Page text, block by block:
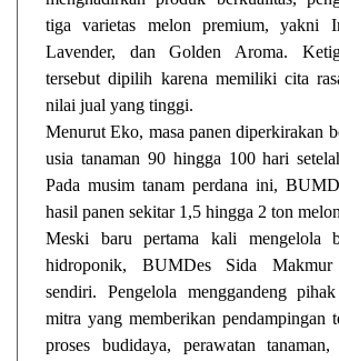
tiga varietas melon premium, yakni
Lavender, dan Golden Aroma.
tersebut dipilih karena memiliki cita
nilai jual yang tinggi.
Menurut Eko, masa panen diperkirakan
usia tanaman 90 hingga 100 hari
Pada musim tanam perdana ini,
hasil panen sekitar 1,5 hingga 2 ton
Meski baru pertama kali mengelola
hidroponik, BUMDes Sida
sendiri. Pengelola menggandeng
mitra yang memberikan pendampingan
proses budidaya, perawatan